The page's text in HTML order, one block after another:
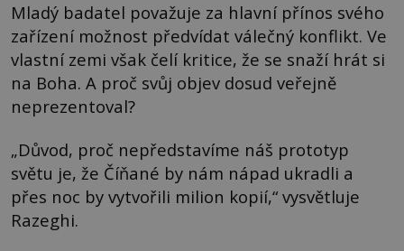
Mladý badatel považuje za hlavní přínos svého
zařízení možnost předvídat válečný konflikt. Ve
vlastní zemi však čelí kritice, že se snaží hrát si
na Boha. A proč svůj objev dosud veřejně
neprezentoval?
„Důvod, proč nepředstavíme náš prototyp
světu je, že Číňané by nám nápad ukradli a
přes noc by vytvořili milion kopií,“ vysvětluje
Razeghi.